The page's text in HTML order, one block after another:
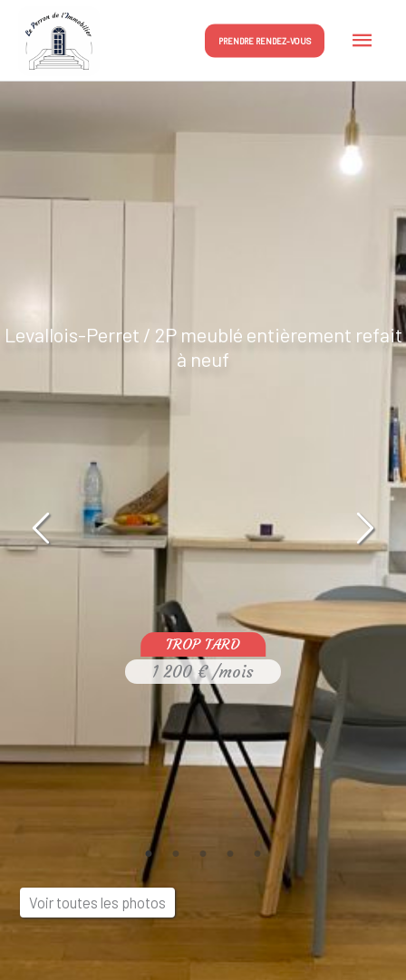
contenu
PRENDRE RENDEZ-VOUS
Levallois-Perret / 2P meublé entièrement refait
à neuf
1 200 € /mois
Voir toutes les photos